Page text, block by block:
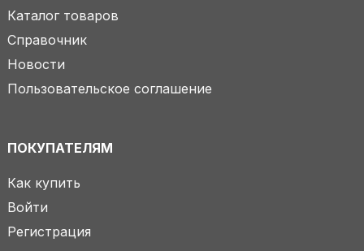
Каталог товаров
Справочник
Новости
Пользовательское соглашение
ПОКУПАТЕЛЯМ
Как купить
Войти
Регистрация